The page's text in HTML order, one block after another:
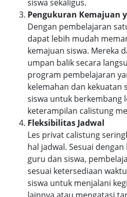
siswa sekaligus.
Pengukuran Kemajuan
Dengan pembelajaran
dapat lebih mudah
kemajuan siswa. Mereka
umpan balik secara
program pembelajaran
kelemahan dan kekuatan
siswa untuk berkembang
keterampilan calistung
Fleksibilitas Jadwal
Les privat calistung
hal jadwal. Sesuai
guru dan siswa,
sesuai ketersediaan
siswa untuk menjalani